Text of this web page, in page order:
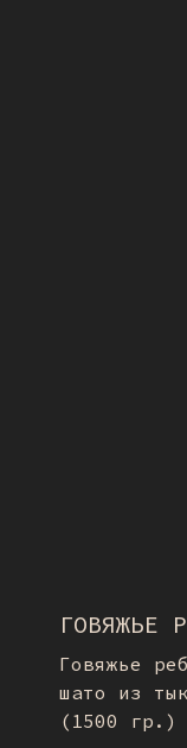
ГОВЯЖЬЕ
Говяжье
шато из
(1500 гр.)